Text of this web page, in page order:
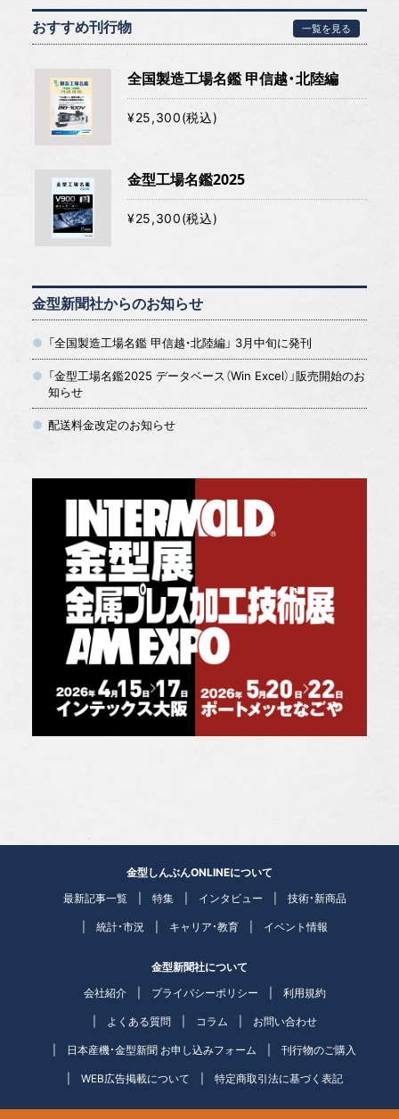
おすすめ刊行物 一覧を見る
全国製造工場名鑑 甲信越・北陸編
¥25,300(税込)
金型工場名鑑2025
¥25,300(税込)
金型新聞社からのお知らせ
「全国製造工場名鑑 甲信越・北陸編」 3月中旬に発刊
「金型工場名鑑2025 データベース（Win Excel）」販売開始のお
知らせ
配送料金改定のお知らせ
金型しんぶんONLINEについて
最新記事一覧
特集 インタビュー 技術・新商品
統計・市況 キャリア・教育 イベント情報
金型新聞社について
会社紹介
プライバシーポリシー 利用規約
よくある質問 コラム お問い合わせ
日本産機・金型新聞 お申し込みフォーム 刊行物のご購入
WEB広告掲載について 特定商取引法に基づく表記